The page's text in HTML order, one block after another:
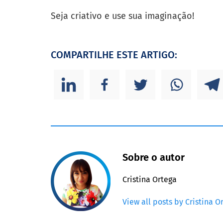
Seja criativo e use sua imaginação!
COMPARTILHE ESTE ARTIGO:
Sobre o autor
Cristina Ortega
View all posts by Cristina